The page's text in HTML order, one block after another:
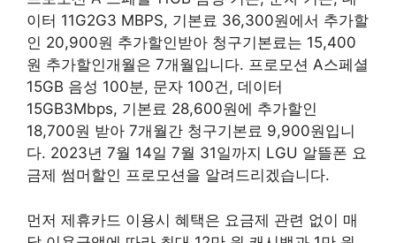
이터 11G2G3 MBPS, 기본료 36,300원에서 추가할
인 20,900원 추가할인받아 청구기본료는 15,400
원 추가할인개월은 7개월입니다. 프로모션 A스페셜
15GB 음성 100분, 문자 100건, 데이터
15GB3Mbps, 기본료 28,600원에 추가할인
18,700원 받아 7개월간 청구기본료 9,900원입니
다. 2023년 7월 14일 7월 31일까지 LGU 알뜰폰 요
금제 썸머할인 프로모션을 알려드리겠습니다.
먼저 제휴카드 이용시 혜택은 요금제 관련 없이 매